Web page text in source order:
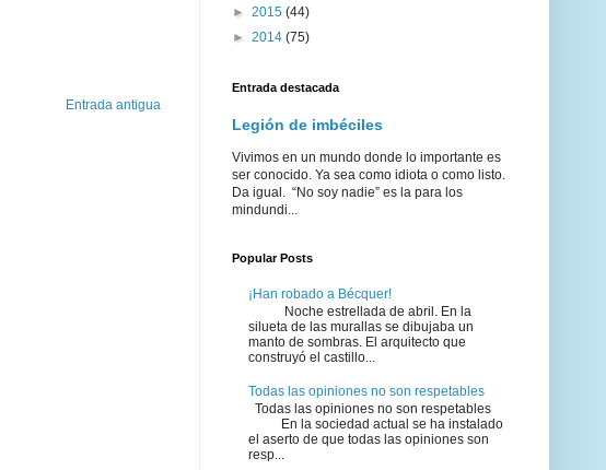
Entrada antigua
► 2015 (44)
► 2014 (75)
Entrada destacada
Legión de imbéciles
Vivimos en un mundo donde lo importante es
ser conocido. Ya sea como idiota o como listo.
Da igual. “No soy nadie” es la para los
mindundi...
Popular Posts
¡Han robado a Bécquer!
Noche estrellada de abril. En la
silueta de las murallas se dibujaba un
manto de sombras. El arquitecto que
construyó el castillo...
Todas las opiniones no son respetables
Todas las opiniones no son respetables
En la sociedad actual se ha instalado
el aserto de que todas las opiniones son
resp...